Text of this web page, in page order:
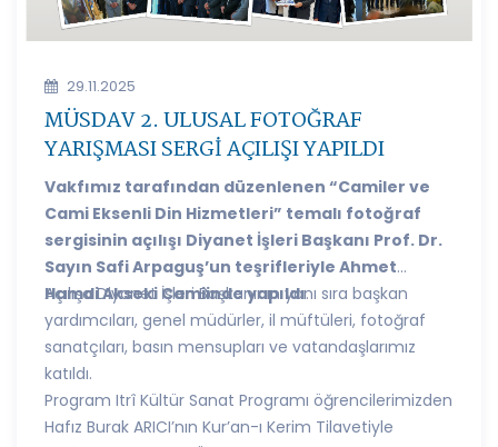
29.11.2025
MÜSDAV 2. ULUSAL FOTOĞRAF
YARIŞMASI SERGİ AÇILIŞI YAPILDI
Vakfımız tarafından düzenlenen “Camiler ve
Cami Eksenli Din Hizmetleri” temalı fotoğraf
sergisinin açılışı Diyanet İşleri Başkanı Prof. Dr.
Sayın Safi Arpaguş’un teşrifleriyle Ahmet
Hamdi Akseki Camiinde yapıldı.
Açılışa Diyanet İşleri Başkanının yanı sıra başkan
yardımcıları, genel müdürler, il müftüleri, fotoğraf
sanatçıları, basın mensupları ve vatandaşlarımız
katıldı.
Program Itrî Kültür Sanat Programı öğrencilerimizden
Hafız Burak ARICI’nın Kur’an-ı Kerim Tilavetiyle